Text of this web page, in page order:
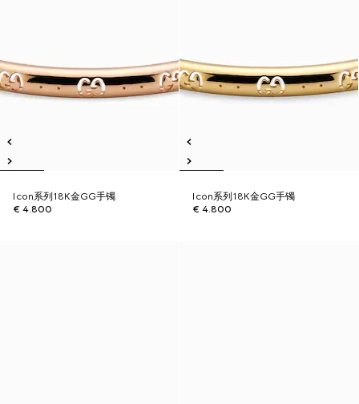
Icon系列18K金GG手镯
€ 4.800
Icon系列18K金GG手镯
€ 4.800